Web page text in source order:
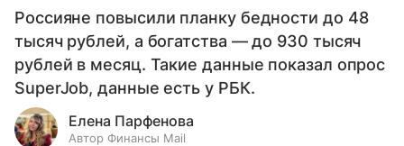
Россияне повысили планку бедности до 48
тысяч рублей, а богатства — до 930 тысяч
рублей в месяц. Такие данные показал опрос
SuperJob, данные есть у РБК.
Елена Парфенова
Автор Финансы Mail